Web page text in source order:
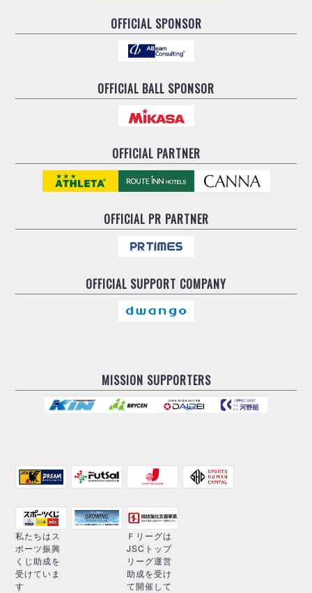
OFFICIAL SPONSOR
OFFICIAL BALL SPONSOR
OFFICIAL PARTNER
OFFICIALPR PARTNER
OFFICIAL SUPPORT COMPANY
MISSION SUPPORTERS
私たちはス
ポーツ振興
くじ助成を
受けていま
す
Ｆリーグは
JSCトップ
リーグ運営
助成を受け
て開催して